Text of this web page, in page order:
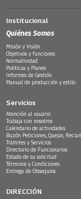
Institucional
Quiénes Somos
Misión y Visión
Objetivos y funciones
Normatividad
Políticas y Planes
Informes de Gestión
Manual de producción y estilo
Servicios
Atención al usuario
Trabaja con nosotros
Calendario de actividades
Buzón Peticiones, Quejas,
Trámites y Servicios
Directorio de Funcionarios
Estado de su solicitud
Términos y Condiciones
Entrega de Obsequios
DIRECCIÓN